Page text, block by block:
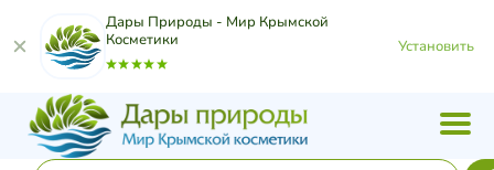
Дары Природы - Мир Крымской
Косметики
Установить